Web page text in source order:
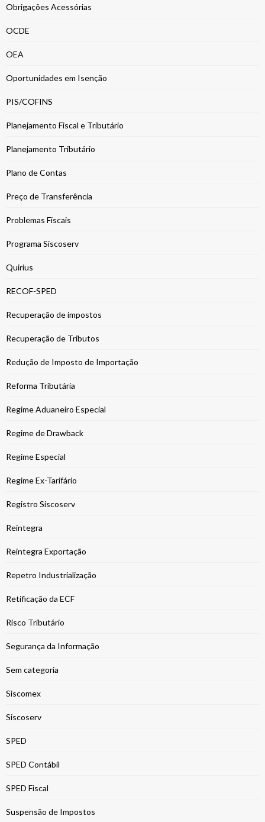
Obrigações Acessórias
OCDE
OEA
Oportunidades em Isenção
PIS/COFINS
Planejamento Fiscal e Tributário
Planejamento Tributário
Plano de Contas
Preço de Transferência
Problemas Fiscais
Programa Siscoserv
Quirius
RECOF-SPED
Recuperação de impostos
Recuperação de Tributos
Redução de Imposto de Importação
Reforma Tributária
Regime Aduaneiro Especial
Regime de Drawback
Regime Especial
Regime Ex-Tarifário
Registro Siscoserv
Reintegra
Reintegra Exportação
Repetro Industrialização
Retificação da ECF
Risco Tributário
Segurança da Informação
Sem categoria
Siscomex
Siscoserv
SPED
SPED Contábil
SPED Fiscal
Suspensão de Impostos